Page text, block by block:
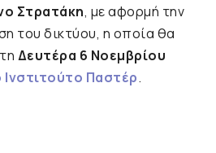
Στρατάκη, με αφορμή την
του δικτύου, η οποία θα
Δευτέρα 6 Νοεμβρίου
Ινστιτούτο Παστέρ.